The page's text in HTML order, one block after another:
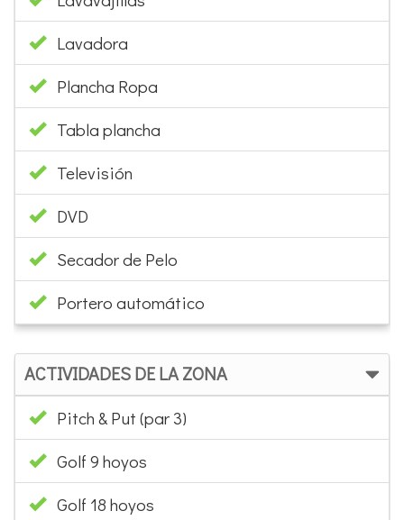
Lavadora
Plancha Ropa
Tabla plancha
Televisión
DVD
Secador de Pelo
Portero automático
ACTIVIDADES DE LA ZONA
Pitch & Put (par 3)
Golf 9 hoyos
Golf 18 hoyos